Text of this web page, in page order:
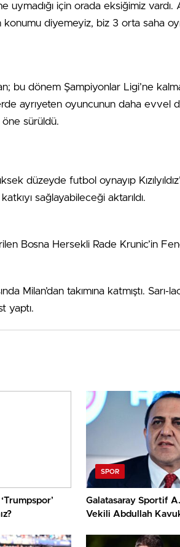
uymadığı için orada eksiğimiz vardı.
konumu diyemeyiz, biz 3 orta saha
bu dönem Şampiyonlar Ligi’ne
ayrıyeten oyuncunun daha evvel
öne sürüldü.
düzeyde futbol oynayıp
sağlayabileceği aktarıldı.
Bosna Hersekli Rade Krunic’in
Milan’dan takımına katmıştı. Sarı-
yaptı.
SPOR
Galatasaray Sportif
Vekili Abdullah
görüşüyoruz, para